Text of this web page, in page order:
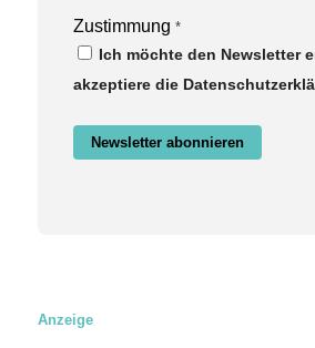
Zustimmung *
Ich möchte den Newsletter
akzeptiere die
Newsletter abonnieren
Anzeige